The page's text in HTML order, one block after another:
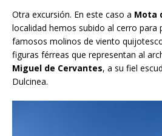
Otra excursión. En este caso a Mota
localidad hemos subido al cerro para
famosos molinos de viento
figuras férreas que representan al
Miguel de Cervantes, a su fiel
Dulcinea.